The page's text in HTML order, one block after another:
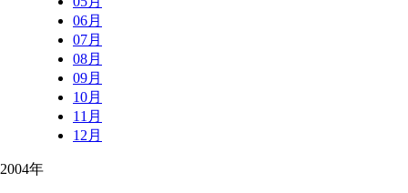
06月
07月
08月
09月
10月
11月
12月
2004年